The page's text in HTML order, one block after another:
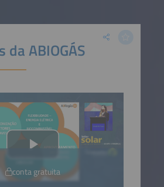
da ABIOGÁS
conta gratuita